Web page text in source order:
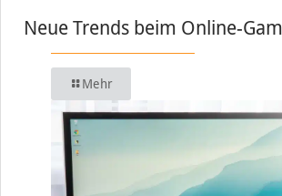
Neue Trends beim Online-
Mehr